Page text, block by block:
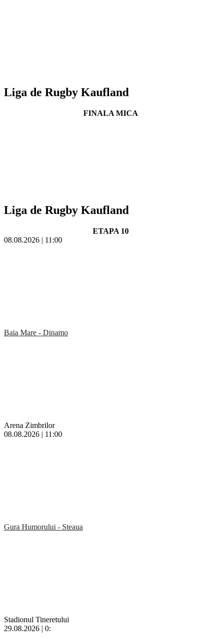
Liga de Rugby Kaufland
FINALA MICA
Liga de Rugby Kaufland
ETAPA 10
08.08.2026 | 11:00
Baia Mare - Dinamo
Arena Zimbrilor
08.08.2026 | 11:00
Gura Humorului - Steaua
Stadionul Tineretului
29.08.2026 | 0: